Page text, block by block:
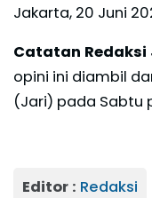
Jakarta, 20 Juni
Catatan
opini ini diambil
(Jari) pada
Editor : Redaksi